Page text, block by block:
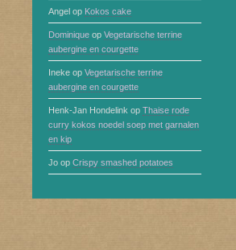
Angel op Kokos cake
Dominique op Vegetarische terrine
aubergine en courgette
Ineke op Vegetarische terrine
aubergine en courgette
Henk-Jan Hondelink op Thaise rode
curry kokos noedel soep met garnalen
en kip
Jo op Crispy smashed potatoes